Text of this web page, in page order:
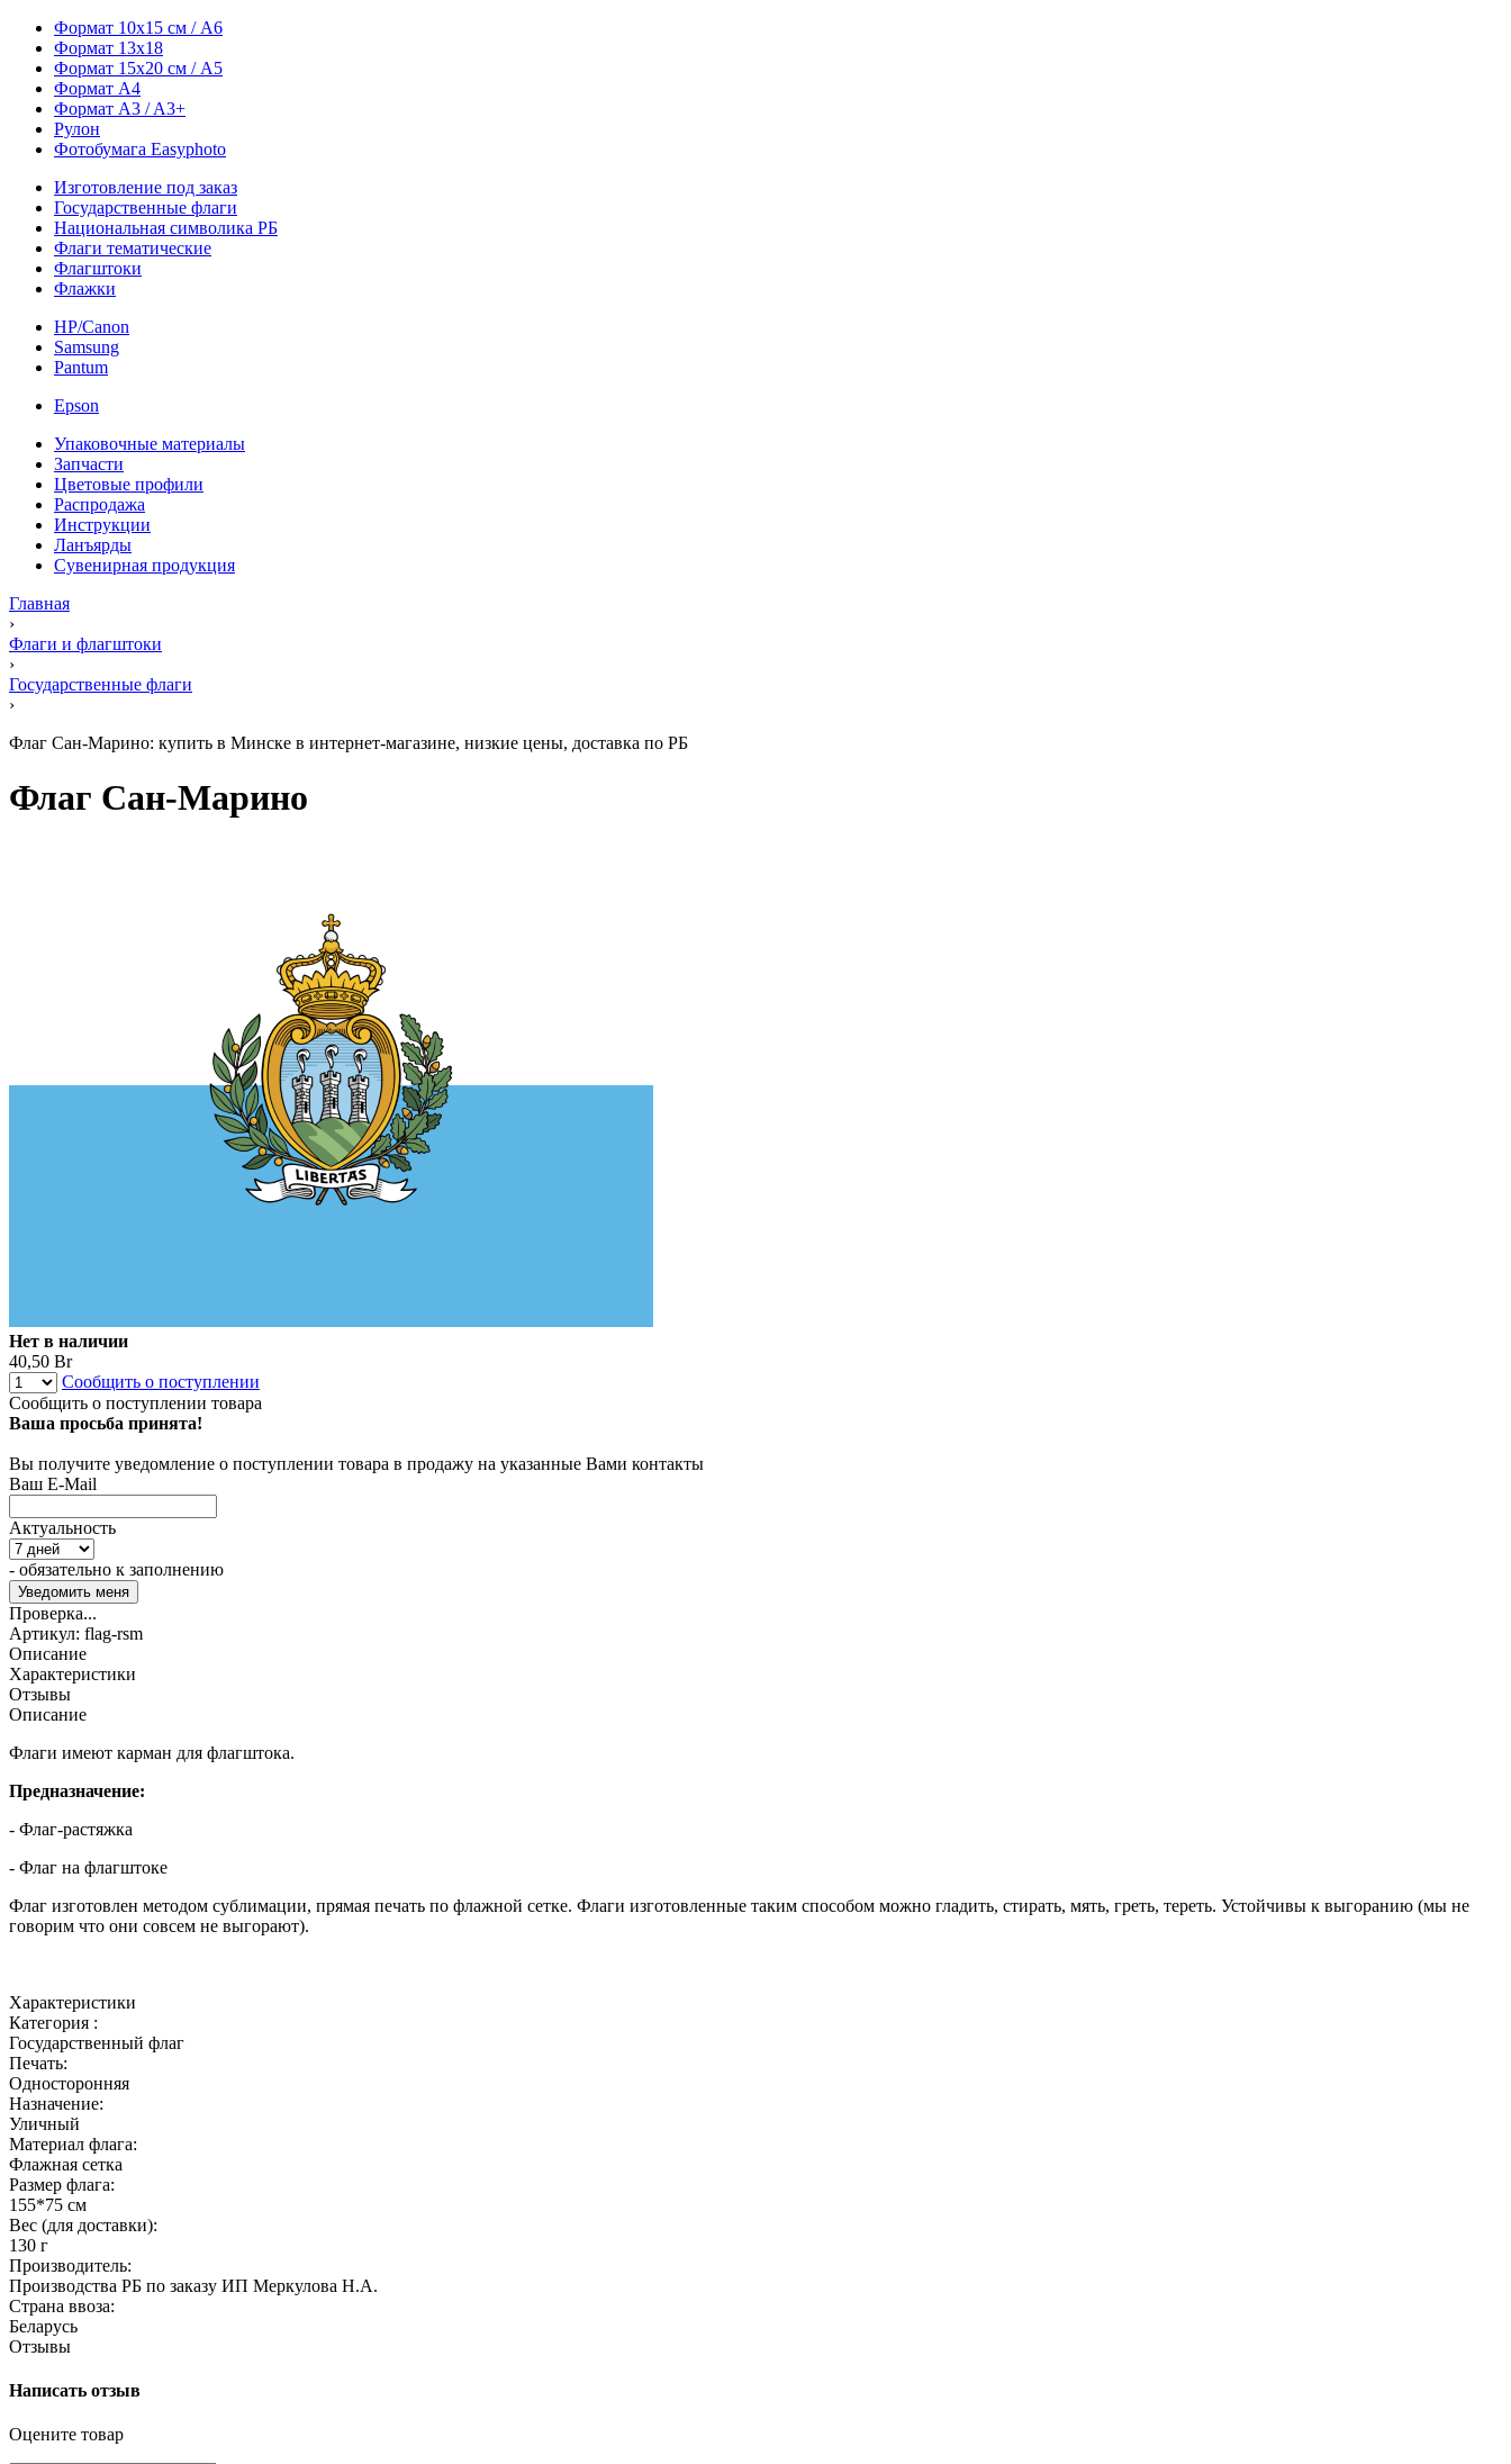
Формат 10х15 см / A6
Формат 13х18
Формат 15х20 см / A5
Формат А4
Формат A3 / A3+
Рулон
Фотобумага Easyphoto
Изготовление под заказ
Государственные флаги
Национальная символика РБ
Флаги тематические
Флагштоки
Флажки
HP/Canon
Samsung
Pantum
Epson
Упаковочные материалы
Запчасти
Цветовые профили
Распродажа
Инструкции
Ланъярды
Сувенирная продукция
Главная
›
Флаги и флагштоки
›
Государственные флаги
›
Флаг Сан-Марино: купить в Минске в интернет-магазине, низкие цены, доставка по РБ
Флаг Сан-Марино
Нет в наличии
40,50 Br
Сообщить о поступлении
Сообщить о поступлении товара
Ваша просьба принята!
Вы получите уведомление о поступлении товара в продажу на указанные Вами контакты
Ваш E-Mail
Актуальность
- обязательно к заполнению
Проверка...
Артикул: flag-rsm
Описание
Характеристики
Отзывы
Описание
Флаги имеют карман для флагштока.
Предназначение:
- Флаг-растяжка
- Флаг на флагштоке
Флаг изготовлен методом сублимации, прямая печать по флажной сетке. Флаги изготовленные таким способом можно гладить, стирать, мять, греть, тереть. Устойчивы к выгоранию (мы не
говорим что они совсем не выгорают).
Характеристики
Категория :
Государственный флаг
Печать:
Односторонняя
Назначение:
Уличный
Материал флага:
Флажная сетка
Размер флага:
155*75 см
Вес (для доставки):
130 г
Производитель:
Производства РБ по заказу ИП Меркулова Н.А.
Страна ввоза:
Беларусь
Отзывы
Написать отзыв
Оцените товар